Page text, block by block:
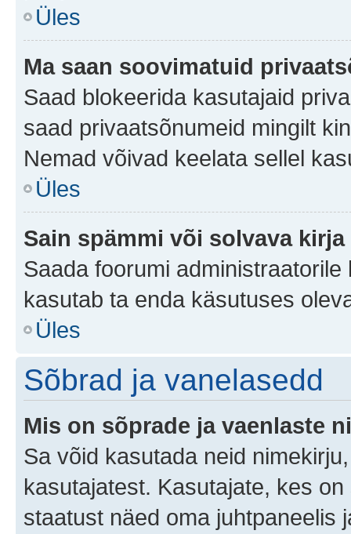
Üles
Ma saan soovimatuid
Saad blokeerida kasutajaid
saad privaatsõnumeid mingilt
Nemad võivad keelata sellel
Üles
Sain spämmi või solvava
Saada foorumi
kasutab ta enda käsutuses
Üles
Sõbrad ja vanelasedd
Mis on sõprade ja vaenlaste
Sa võid kasutada neid
kasutajatest. Kasutajate, kes
staatust näed oma juhtpaneelis